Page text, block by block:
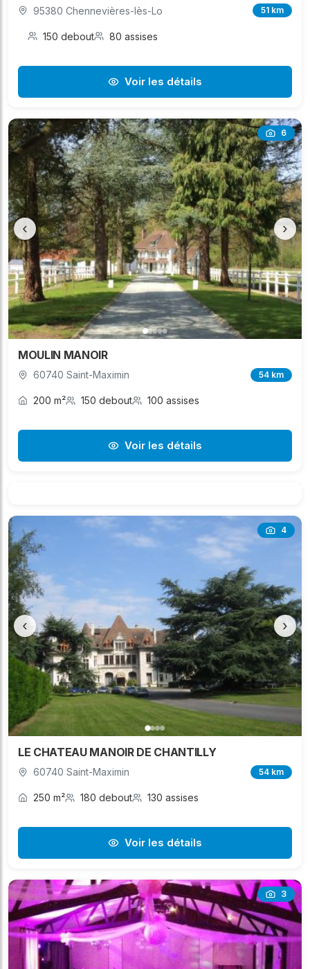
95380 Chennevières-lès-Lo 51 km
150 debout 80 assises
Voir les détails
6
‹ ›
MOULIN MANOIR
60740 Saint-Maximin 54 km
200 m² 150 debout 100 assises
Voir les détails
4
‹ ›
LE CHATEAU MANOIR DE CHANTILLY
60740 Saint-Maximin 54 km
250 m² 180 debout 130 assises
Voir les détails
3